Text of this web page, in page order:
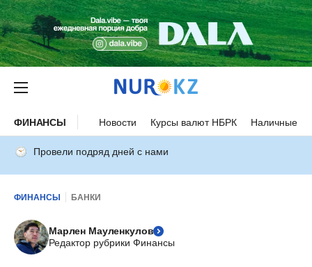
ФИНАНСЫ Новости Курсы валют НБРК Наличные
Провели подряд дней с нами
ФИНАНСЫ БАНКИ
Марлен Мауленкулов
Редактор рубрики Финансы